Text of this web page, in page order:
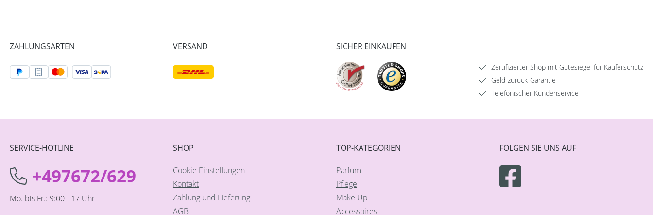
ZAHLUNGSARTEN VERSAND SICHER EINKAUFEN
Zertifizierter Shop mit Gütesiegel für Käuferschutz
Geld-zurück-Garantie
Telefonischer Kundenservice
SERVICE-HOTLINE
+497672/629
Mo. bis Fr.: 9:00 - 17 Uhr
SHOP
Cookie Einstellungen
Kontakt
Zahlung und Lieferung
AGB
TOP-KATEGORIEN
Parfüm
Pflege
Make Up
Accessoires
FOLGEN SIE UNS AUF